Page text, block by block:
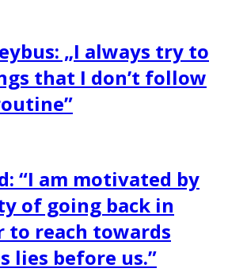
„I always try to
that I don’t follow
“I am motivated by
of going back in
to reach towards
lies before us.”